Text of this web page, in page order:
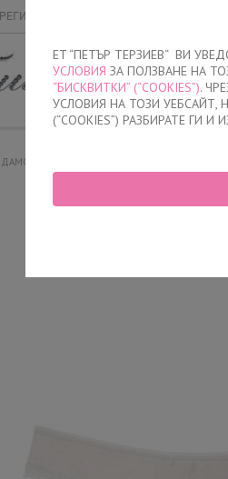
ET “ПЕТЪР ТЕРЗИЕВ“ ВИ
УСЛОВИЯ ЗА ПОЛЗВАНЕ НА
“БИСКВИТКИ” (“COOKIES”).
УСЛОВИЯ НА ТОЗИ УЕБСАЙТ,
(“COOKIES”) РАЗБИРАТЕ ГИ
РЕГИСТРАЦИЯ
МЪЖКО
ДАМСКО